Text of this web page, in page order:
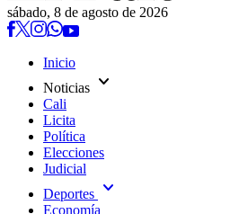
sábado, 8 de agosto de 2026
Inicio
Noticias expand_more
Cali
Licita
Política
Elecciones
Judicial
Deportes expand_more
Economía